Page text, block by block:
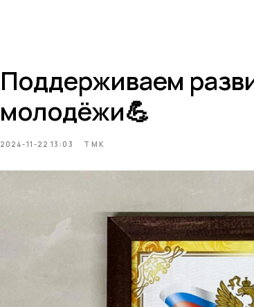
Поддерживаем
молодёжи💪
2024-11-22 13:03 ТМК